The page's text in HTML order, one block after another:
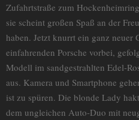
Zufahrtstraße zum
sie scheint großen Spaß an der
haben. Jetzt knurrt ein ganz neuer
einfahrenden Porsche vorbei,
Modell im sandgestrahlten Edel-
aus. Kamera und Smartphone
ist zu spüren. Die blonde Lady
dem ungleichen Auto-Duo mit